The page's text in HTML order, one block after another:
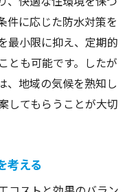
件に応じた防水対策を
最小限に抑え、定期的
とも可能です。したが
、地域の気候を熟知し
してもらうことが大切
考える